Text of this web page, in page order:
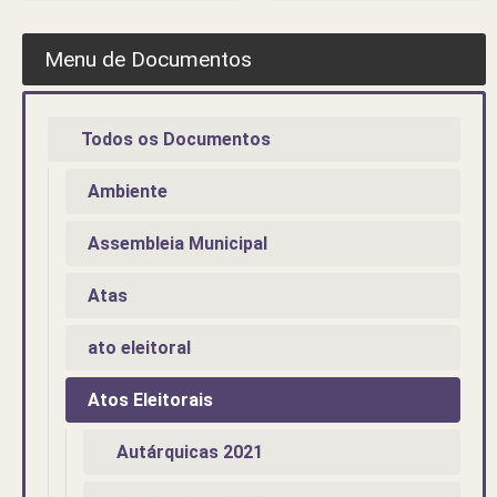
Menu de Documentos
Todos os Documentos
Ambiente
Assembleia Municipal
Atas
ato eleitoral
Atos Eleitorais
Autárquicas 2021